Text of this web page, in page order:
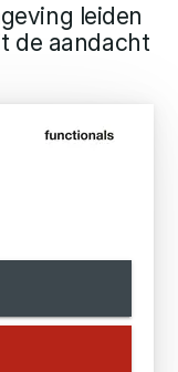
leiden
de aandacht